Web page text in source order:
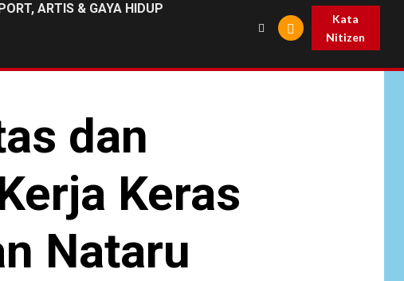
ARTIS & GAYA HIDUP
Kata
Nitizen
dan
Keras
Nataru